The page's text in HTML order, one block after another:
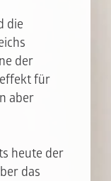
die
der
für
aber
heute der
das